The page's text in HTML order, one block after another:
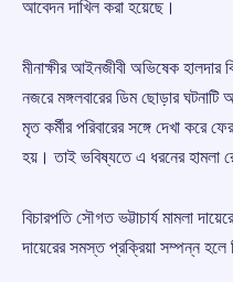
আবেদন দাখিল করা হয়েছে।
মীনাক্ষীর আইনজীবী অভিষেক হালদার
নজরে মঙ্গলবারের ডিম ছোড়ার
মৃত কর্মীর পরিবারের সঙ্গে দেখা করে
হয়। তাই ভবিষ্যতে এ ধরনের
বিচারপতি সৌগত ভট্টাচার্য মামলা
দায়েরের সমস্ত প্রক্রিয়া সম্পন্ন হলে